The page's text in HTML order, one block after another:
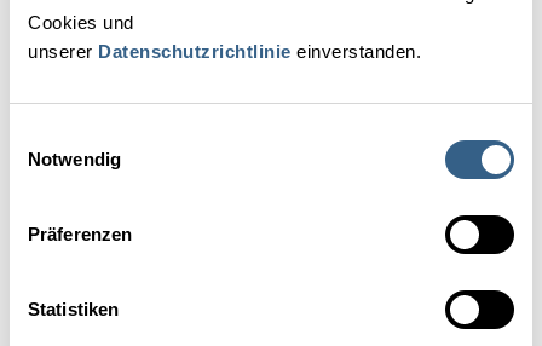
Cookies und
unserer Datenschutzrichtlinie einverstanden.
Notwendig
Präferenzen
Statistiken
Wachstumskennzahlen in Action